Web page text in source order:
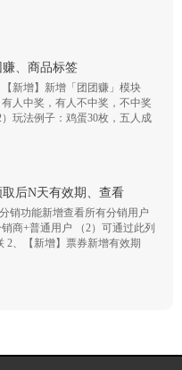
、商品标签
新增】新增「团团赚」模块
有人中奖，有人不中奖，不中奖
玩法例子：鸡蛋30枚，五人成
后N天有效期、查看
销功能新增查看所有分销用户
商+普通用户 （2）可通过此列
2、【新增】票券新增有效期